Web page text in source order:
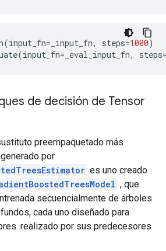
(input_fn= _input_fn, steps=1000)
(input_fn= _eval_input_fn, steps
de decisión de Tensor
preempaquetado más
por
es uno creado
, que
secuencialmente de árboles
cada uno diseñado para
realizado por sus predecesores